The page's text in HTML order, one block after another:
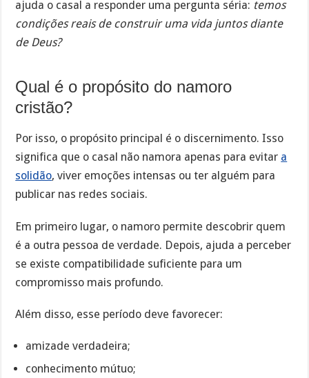
ajuda o casal a responder uma pergunta séria: temos
condições reais de construir uma vida juntos diante
de Deus?
Qual é o propósito do namoro
cristão?
Por isso, o propósito principal é o discernimento. Isso
significa que o casal não namora apenas para evitar a
solidão, viver emoções intensas ou ter alguém para
publicar nas redes sociais.
Em primeiro lugar, o namoro permite descobrir quem
é a outra pessoa de verdade. Depois, ajuda a perceber
se existe compatibilidade suficiente para um
compromisso mais profundo.
Além disso, esse período deve favorecer:
amizade verdadeira;
conhecimento mútuo;